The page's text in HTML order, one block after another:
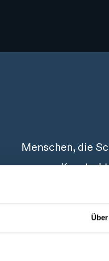
Menschen, die
unserer
uns stolz und
Arbeit.